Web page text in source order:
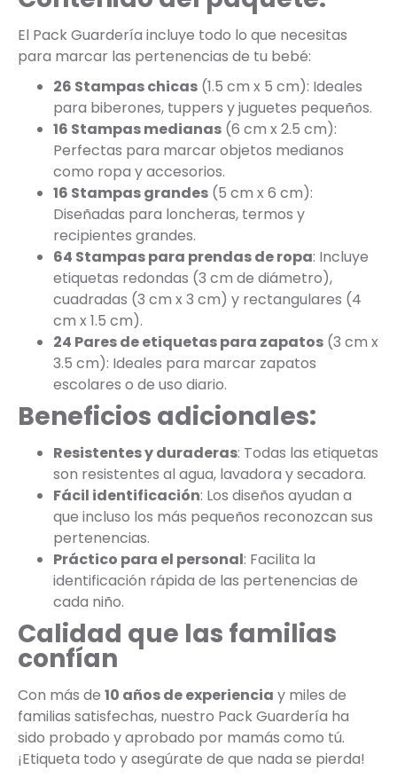
El Pack Guardería incluye todo lo que necesitas
para marcar las pertenencias de tu bebé:
26 Stampas chicas (1.5 cm x 5 cm): Ideales
para biberones, tuppers y juguetes pequeños.
16 Stampas medianas (6 cm x 2.5 cm):
Perfectas para marcar objetos medianos
como ropa y accesorios.
16 Stampas grandes (5 cm x 6 cm):
Diseñadas para loncheras, termos y
recipientes grandes.
64 Stampas para prendas de ropa: Incluye
etiquetas redondas (3 cm de diámetro),
cuadradas (3 cm x 3 cm) y rectangulares (4
cm x 1.5 cm).
24 Pares de etiquetas para zapatos (3 cm x
3.5 cm): Ideales para marcar zapatos
escolares o de uso diario.
Beneficios adicionales:
Resistentes y duraderas: Todas las etiquetas
son resistentes al agua, lavadora y secadora.
Fácil identificación: Los diseños ayudan a
que incluso los más pequeños reconozcan sus
pertenencias.
Práctico para el personal: Facilita la
identificación rápida de las pertenencias de
cada niño.
Calidad que las familias
confían
Con más de 10 años de experiencia y miles de
familias satisfechas, nuestro Pack Guardería ha
sido probado y aprobado por mamás como tú.
¡Etiqueta todo y asegúrate de que nada se pierda!